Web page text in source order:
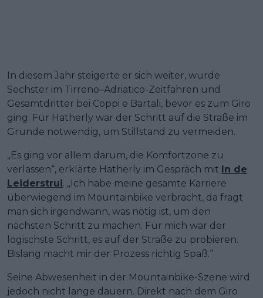
In diesem Jahr steigerte er sich weiter, wurde
Sechster im Tirreno–Adriatico-Zeitfahren und
Gesamtdritter bei Coppi e Bartali, bevor es zum Giro
ging. Für Hatherly war der Schritt auf die Straße im
Grunde notwendig, um Stillstand zu vermeiden.
„Es ging vor allem darum, die Komfortzone zu
verlassen“, erklärte Hatherly im Gespräch mit In de
Leiderstrui. „Ich habe meine gesamte Karriere
überwiegend im Mountainbike verbracht, da fragt
man sich irgendwann, was nötig ist, um den
nächsten Schritt zu machen. Für mich war der
logischste Schritt, es auf der Straße zu probieren.
Bislang macht mir der Prozess richtig Spaß.“
Seine Abwesenheit in der Mountainbike-Szene wird
jedoch nicht lange dauern. Direkt nach dem Giro